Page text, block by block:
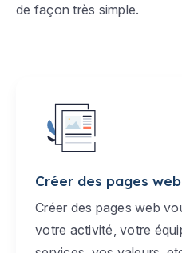
de façon très simple.
Créer des pages
Créer des pages web
votre activité, votre